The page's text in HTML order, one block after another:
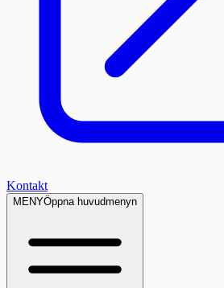
Kontakt
MENYÖppna huvudmenyn